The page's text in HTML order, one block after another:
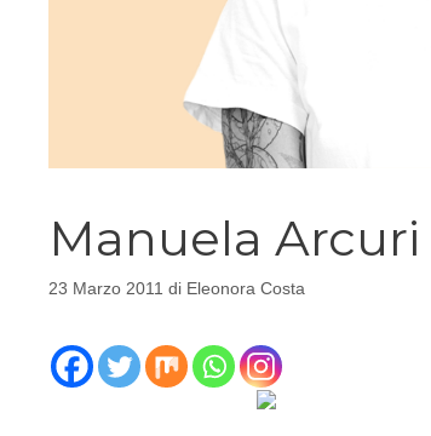
Manuela
23 Marzo 2011 di Eleonora Costa